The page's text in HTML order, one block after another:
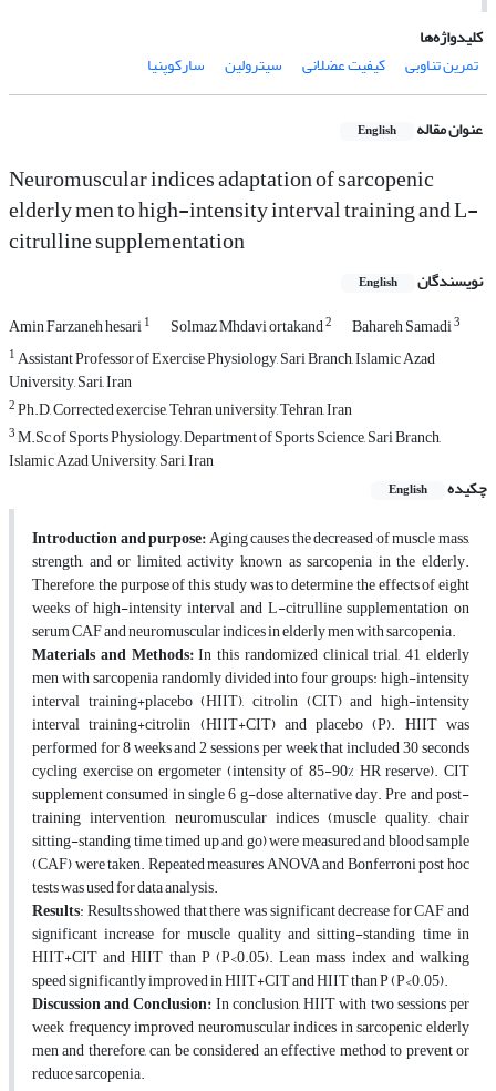
کلیدواژه‌ها
تمرین تناوبی
کیفیت عضلانی سیترولین سارکوپنیا
عنوان مقاله English
Neuromuscular indices adaptation of sarcopenic
elderly men to high-intensity interval training and L-
citrulline supplementation
نویسندگان English
Amin Farzaneh hesari1 Solmaz Mhdavi ortakand2 Bahareh Samadi3
1Assistant Professor of Exercise Physiology, Sari Branch, Islamic Azad
University, Sari, Iran
2Ph.D, Corrected exercise, Tehran university, Tehran, Iran
3M.Sc of Sports Physiology, Department of Sports Science, Sari Branch,
Islamic Azad University, Sari, Iran
چکیده
English
Introduction and purpose:Aging causes the decreased of muscle mass,
strength, and or limited activity known as sarcopenia in the elderly.
Therefore, the purpose of this study was to determine the effects of eight
weeks of high-intensity interval and L-citrulline supplementation on
serum CAF and neuromuscular indices in elderly men with sarcopenia.
Materials and Methods:In this randomized clinical trial, 41 elderly
men with sarcopenia randomly divided into four groups: high-intensity
interval training+placebo (HIIT), citrolin (CIT) and high-intensity
interval training+citrolin (HIIT+CIT) and placebo (P). HIIT was
performed for 8 weeks and 2 sessions per week that included 30 seconds
cycling exercise on ergometer (intensity of 85-90% HR reserve). CIT
supplement consumed in single 6 g-dose alternative day. Pre and post-
training intervention, neuromuscular indices (muscle quality, chair
sitting-standing time, timed up and go) were measured and blood sample
(CAF) were taken. Repeated measures ANOVA and Bonferroni post hoc
tests was used for data analysis.
Results: Results showed that there was significant decrease for CAF and
significant increase for muscle quality and sitting-standing time in
HIIT+CIT and HIIT than P (P<0.05). Lean mass index and walking
speed significantly improved in HIIT+CIT and HIIT than P (P<0.05).
Discussion and Conclusion:In conclusion, HIIT with two sessions per
week frequency improved neuromuscular indices in sarcopenic elderly
men and therefore, can be considered an effective method to prevent or
reduce sarcopenia.